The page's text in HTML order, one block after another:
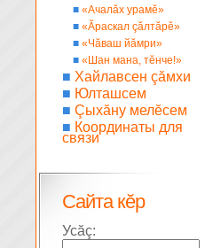
■ «Ачалăх урамĕ»
■ «Ăраскал çăлтăрĕ»
■ «Чăваш йăмри»
■ «Шан мана, тĕнче!»
■ Хайлавсен çăмхи
■ Юлташсем
■ Çыхăну мелĕсем
■ Координаты для
связи
Сайта кĕр
Усăç: